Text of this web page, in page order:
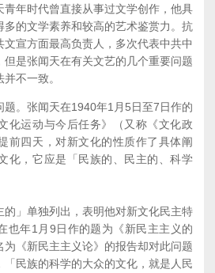
青年时代曾直接从事过文学创作，他具
的文学素养和较高的艺术鉴赏力。抗
宣方面最高负责人，多次代表中共中
是张闻天在有关文艺的几个重要问题
不一致。
。张闻天在1940年1月5日至7日作的
化运动与今后任务》（又称《文化政
前四天，对新文化的性质作了具体阐
化，它应是「民族的、民主的、科学
」单独列出，表明他对新文化民主特
也年1月9日作的题为《新民主主义的
《新民主主义论》的报告却对此问题
民族的科学的大众的文化，就是人民